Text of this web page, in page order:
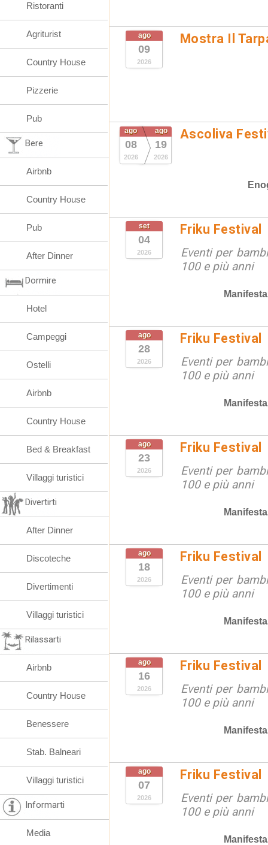
ago
09
2026
Mostra Il
ago
08
2026
ago
19
2026
Ascoliva
set
04
2026
Friku Festival
Eventi per
100 e più anni
ago
28
2026
Friku Festival
Eventi per
100 e più anni
ago
23
2026
Friku Festival
Eventi per
100 e più anni
ago
18
2026
Friku Festival
Eventi per
100 e più anni
ago
16
2026
Friku Festival
Eventi per
100 e più anni
ago
07
2026
Friku Festival
Eventi per
100 e più anni
Ristoranti
Agriturist
Country House
Pizzerie
Pub
Bere
Airbnb
Country House
Pub
After Dinner
Dormire
Hotel
Campeggi
Ostelli
Airbnb
Country House
Bed & Breakfast
Villaggi turistici
Divertirti
After Dinner
Discoteche
Divertimenti
Villaggi turistici
Rilassarti
Airbnb
Country House
Benessere
Stab. Balneari
Villaggi turistici
Informarti
Media